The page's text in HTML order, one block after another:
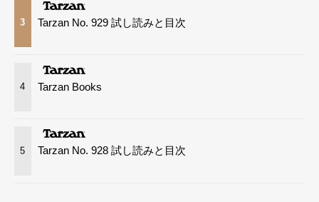
3 Tarzan No. 929 試し読みと目次
4 Tarzan Books
5 Tarzan No. 928 試し読みと目次